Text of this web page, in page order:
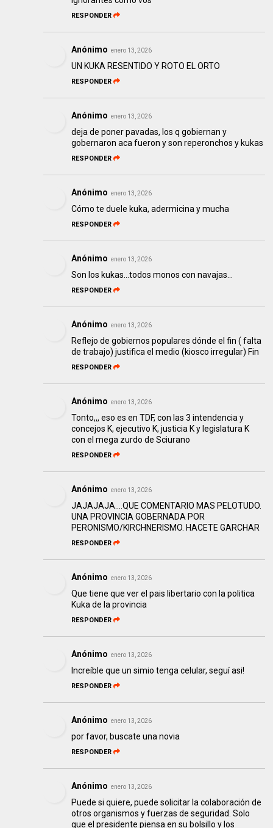
RESPONDER
Anónimo enero 13, 2026
UN KUKA RESENTIDO Y ROTO EL ORTO
RESPONDER
Anónimo enero 13, 2026
deja de poner pavadas, los q gobiernan y
gobernaron aca fueron y son reperonchos y kukas
RESPONDER
Anónimo enero 13, 2026
Cómo te duele kuka, adermicina y mucha
RESPONDER
Anónimo enero 13, 2026
Son los kukas...todos monos con navajas...
RESPONDER
Anónimo enero 13, 2026
Reflejo de gobiernos populares dónde el fin ( falta
de trabajo) justifica el medio (kiosco irregular) Fin
RESPONDER
Anónimo enero 13, 2026
Tonto,,, eso es en TDF, con las 3 intendencia y
concejos K, ejecutivo K, justicia K y legislatura K
con el mega zurdo de Sciurano
RESPONDER
Anónimo enero 13, 2026
JAJAJAJA....QUE COMENTARIO MAS PELOTUDO.
UNA PROVINCIA GOBERNADA POR
PERONISMO/KIRCHNERISMO. HACETE GARCHAR
RESPONDER
Anónimo enero 13, 2026
Que tiene que ver el pais libertario con la politica
Kuka de la provincia
RESPONDER
Anónimo enero 13, 2026
Increíble que un simio tenga celular, seguí asi!
RESPONDER
Anónimo enero 13, 2026
por favor, buscate una novia
RESPONDER
Anónimo enero 13, 2026
Puede si quiere, puede solicitar la colaboración de
otros organismos y fuerzas de seguridad. Solo
que el presidente piensa en su bolsillo y los